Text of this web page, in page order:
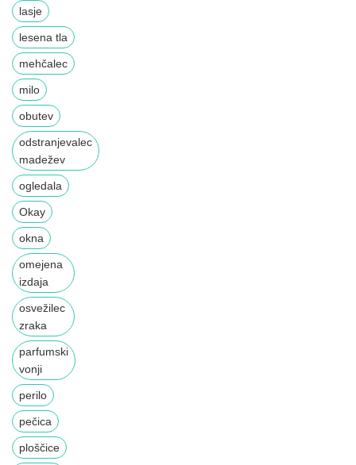
lasje
lesena tla
mehčalec
milo
obutev
odstranjevalec
madežev
ogledala
Okay
okna
omejena
izdaja
osvežilec
zraka
parfumski
vonji
perilo
pečica
ploščice